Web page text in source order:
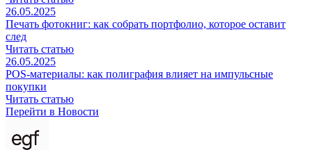
26.05.2025
Печать фотокниг: как собрать портфолио, которое оставит
след
Читать статью
26.05.2025
POS-материалы: как полиграфия влияет на импульсные
покупки
Читать статью
Перейти в Новости